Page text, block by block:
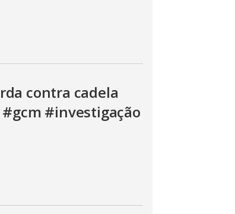
contra cadela
#investigação